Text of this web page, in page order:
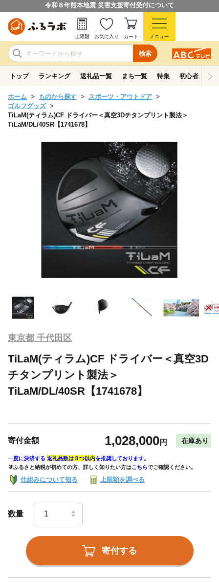
令和８年熊本地震 災害支援寄付受付について
検索
上限額 お気に入り カート メニュー
トップ ランキング 返礼品一覧 まち一覧 特集 初心者ガイド
ホーム ものから探す
スポーツ・アウトドア
ゴルフグッズ
TiLaM(ティラム)CF ドライバー＜真空3Dチタンプリント製法＞
TiLaM/DL/40SR【1741678】
東京都 千代田区
TiLaM(ティラム)CF ドライバー＜真空3D
チタンプリント製法＞
TiLaM/DL/40SR【1741678】
寄付金額 1,028,000円 在庫あり
一度に決済する 返礼品数は３つ以内を推奨しております。
🔰ふるさと納税が初めての方、詳しく知りたい方はこちらでご確認ください。
仕組みについて知る 上限額を調べる
数量
寄付する